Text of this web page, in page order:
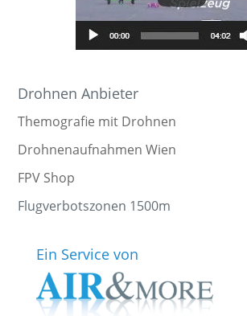
Drohnen Anbieter
Themografie mit Drohnen
Drohnenaufnahmen Wien
FPV Shop
Flugverbotszonen 1500m
Ein Service von